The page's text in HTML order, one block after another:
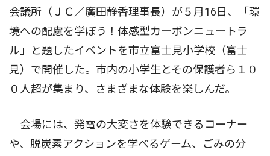
会議所（ＪＣ／廣田静香理事長）が５月16日、「環
境への配慮を学ぼう！体感型カーボンニュートラ
ル」と題したイベントを市立富士見小学校（富士
見）で開催した。市内の小学生とその保護者ら１０
０人超が集まり、さまざまな体験を楽しんだ。
会場には、発電の大変さを体験できるコーナー
や、脱炭素アクションを学べるゲーム、ごみの分